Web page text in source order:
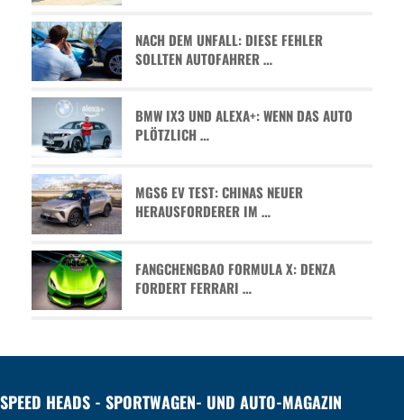
NACH DEM UNFALL: DIESE FEHLER
SOLLTEN AUTOFAHRER …
BMW IX3 UND ALEXA+: WENN DAS AUTO
PLÖTZLICH …
MGS6 EV TEST: CHINAS NEUER
HERAUSFORDERER IM …
FANGCHENGBAO FORMULA X: DENZA
FORDERT FERRARI …
SPEED HEADS - SPORTWAGEN- UND AUTO-MAGAZIN